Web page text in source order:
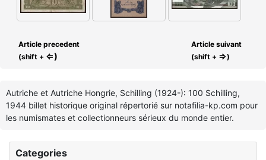
Categories
Article precedent
(shift + ⇐)
Article suivant
(shift + ⇒)
Autriche et Autriche Hongrie, Schilling (1924-): 100 Schilling,
1944 billet historique original répertorié sur notafilia-kp.com pour
les numismates et collectionneurs sérieux du monde entier.